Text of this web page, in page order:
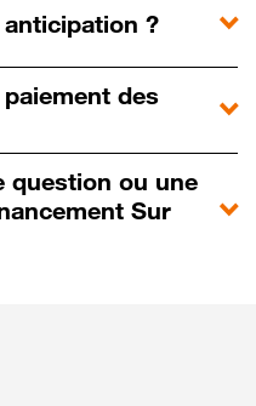
?
des
question ou une
Sur